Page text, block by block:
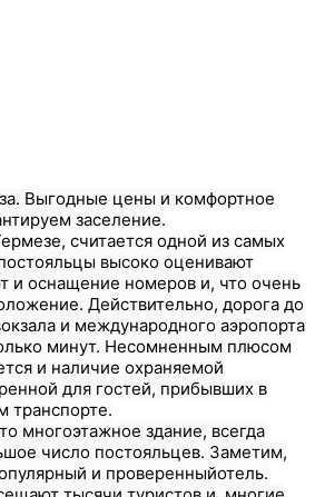
Выгодные цены и комфортное
заселение.
считается одной из самых
высоко оценивают
и оснащение номеров и, что очень
Действительно, дорога до
и международного аэропорта
минут. Несомненным плюсом
и наличие охраняемой
для гостей, прибывших в
транспорте.
многоэтажное здание, всегда
число постояльцев. Заметим,
и проверенныйотель.